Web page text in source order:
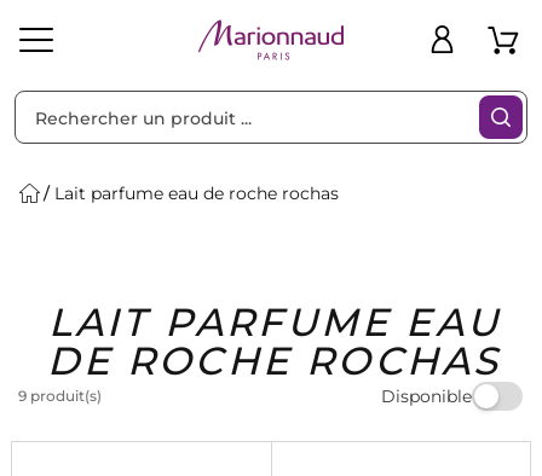
Solaire Homme Marques Idées
Cadeaux
Bons
Plans
Lait parfume eau de roche rochas
LAIT PARFUME EAU
DE ROCHE ROCHAS
9 produit(s) Disponible
Filtres